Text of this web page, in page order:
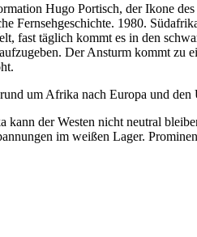
Hugo Portisch, der Ikone
Fernsehgeschichte. 1980.
fast täglich kommt es in den
Der Ansturm kommt
um Afrika nach Europa und
der Westen nicht neutral
im weißen Lager.